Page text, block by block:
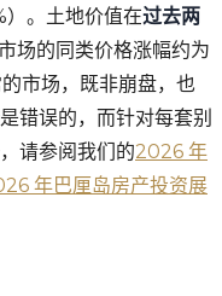
）。土地价值在过去两
场的同类价格涨幅约为
市场，既非崩盘，也
错误的，而针对每套别
请参阅我们的2026 年
年巴厘岛房产投资展